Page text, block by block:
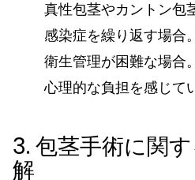
真性包茎やカントン包
感染症を繰り返す場合。
衛生管理が困難な場合。
心理的な負担を感じて
3. 包茎手術に関
解